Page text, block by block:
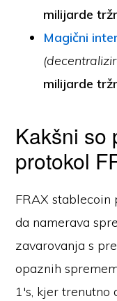
milijarde
Magični
milijarde
Kakšni so
protokol
FRAX stablecoin
da namerava
zavarovanja s
opaznih
1's, kjer trenutno